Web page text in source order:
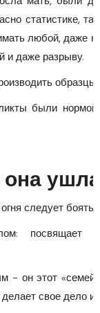
статистике,
любой, даже
и даже разрыву.
образцы
были
следует
посвящает
он этот
свое дело и